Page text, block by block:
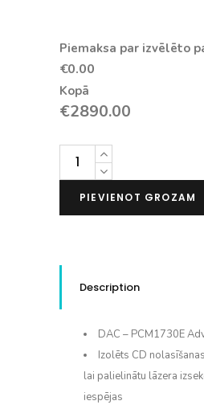
Piemaksa par izvēlēto
€0.00
Kopā
€2890.00
Roksan
Caspian
CD
PIEVIENOT GROZAM
Description
DAC – PCM1730E
Izolēts CD
lai palielinātu lāzera
iespējas